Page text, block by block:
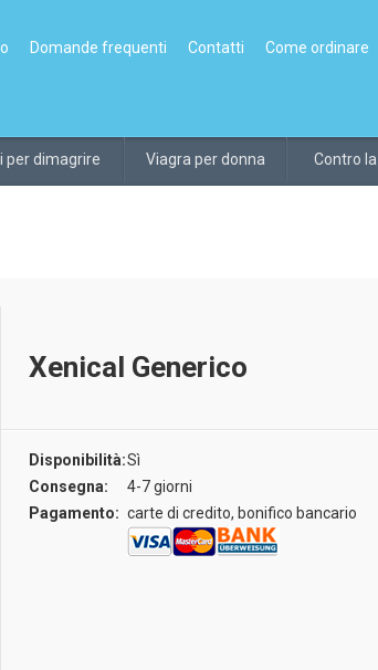
Domande frequenti Contatti Come ordinare
per dimagrire Viagra per donna Contro
Xenical Generico
Disponibilità:Sì
Consegna:
4-7 giorni
Pagamento: carte di credito, bonifico bancario